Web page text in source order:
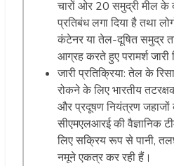
चारों ओर 20 समुद्री मील
प्रतिबंध लगा दिया है तथा
कंटेनर या तेल-दूषित समुद्र
आग्रह करते हुए परामर्श जारी
जारी प्रतिक्रिया: तेल के
रोकने के लिए भारतीय
और प्रदूषण नियंत्रण जहाजों
सीएमएलआरई की वैज्ञानिक
लिए सक्रिय रूप से पानी,
नमूने एकत्र कर रही हैं।